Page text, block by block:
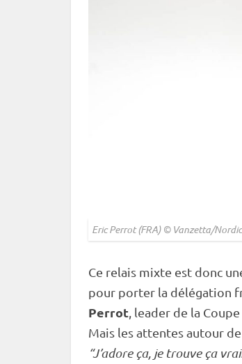
Eric Perrot (FRA) © Vanzetta/
Ce relais mixte est donc
pour porter la délégation
Perrot , leader de la
Mais les attentes autour
“J’adore ça, je trouve ça